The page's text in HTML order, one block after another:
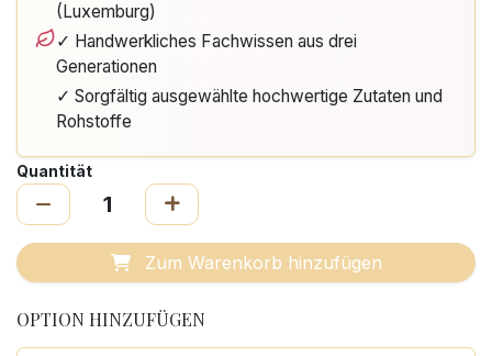
(Luxemburg)
✓ Handwerkliches Fachwissen aus drei
Generationen
✓ Sorgfältig ausgewählte hochwertige Zutaten und
Rohstoffe
Quantität
Zum Warenkorb hinzufügen
OPTION HINZUFÜGEN